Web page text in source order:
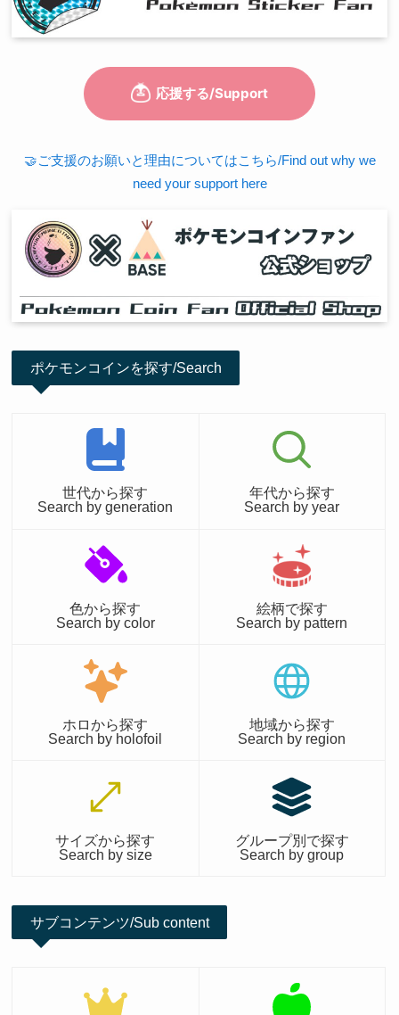
🤝ご支援のお願いと理由についてはこちら/Find out why we
need your support here
ポケモンコインを探す/Search
世代から探す
Search by generation
年代から探す
Search by year
色から探す
Search by color
絵柄で探す
Search by pattern
ホロから探す
Search by holofoil
地域から探す
Search by region
サイズから探す
Search by size
グループ別で探す
Search by group
サブコンテンツ/Sub content